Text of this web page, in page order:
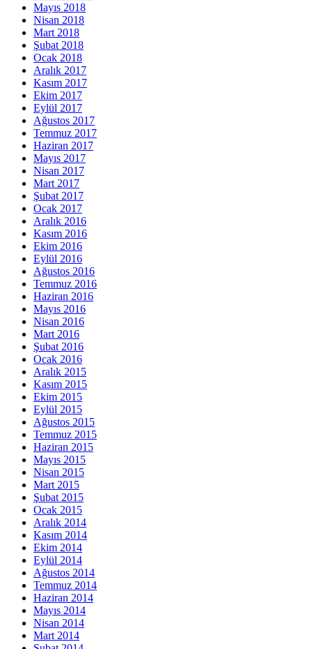
Mayıs 2018
Nisan 2018
Mart 2018
Şubat 2018
Ocak 2018
Aralık 2017
Kasım 2017
Ekim 2017
Eylül 2017
Ağustos 2017
Temmuz 2017
Haziran 2017
Mayıs 2017
Nisan 2017
Mart 2017
Şubat 2017
Ocak 2017
Aralık 2016
Kasım 2016
Ekim 2016
Eylül 2016
Ağustos 2016
Temmuz 2016
Haziran 2016
Mayıs 2016
Nisan 2016
Mart 2016
Şubat 2016
Ocak 2016
Aralık 2015
Kasım 2015
Ekim 2015
Eylül 2015
Ağustos 2015
Temmuz 2015
Haziran 2015
Mayıs 2015
Nisan 2015
Mart 2015
Şubat 2015
Ocak 2015
Aralık 2014
Kasım 2014
Ekim 2014
Eylül 2014
Ağustos 2014
Temmuz 2014
Haziran 2014
Mayıs 2014
Nisan 2014
Mart 2014